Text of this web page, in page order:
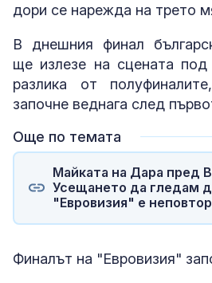
дори се нарежда на трето
В днешния финал
ще излезе на сцената
разлика от
започне веднага след
Още по темата
Майката на Дара пред
Усещането да гледам
"Евровизия" е
Финалът на "Евровизия"